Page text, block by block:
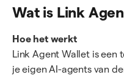
Wat is Link
Hoe het werkt
Link Agent Wallet is een
je eigen AI-agents van